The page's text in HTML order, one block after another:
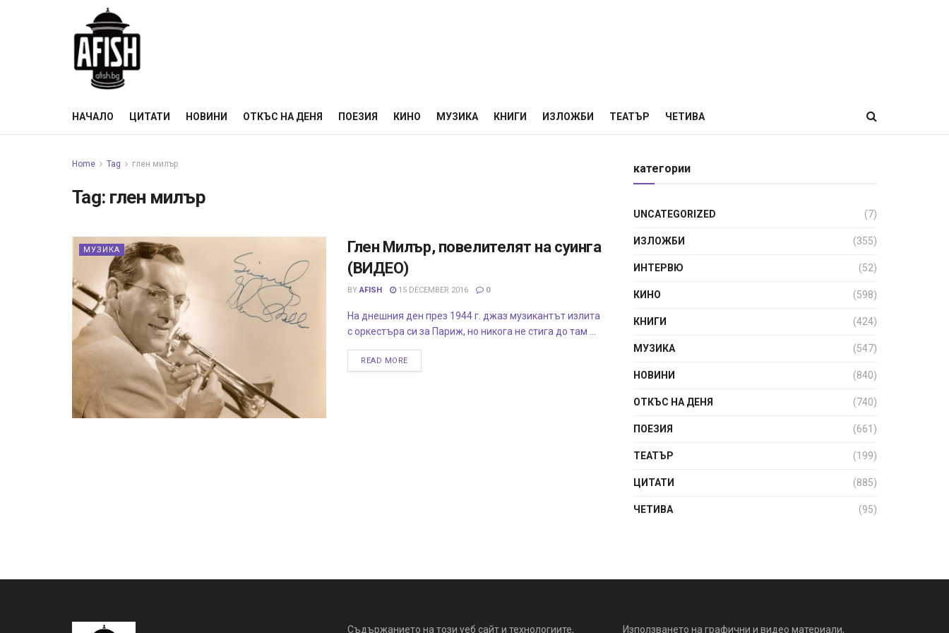
НАЧАЛО ЦИТАТИ НОВИНИ ОТКЪС НА ДЕНЯ ПОЕЗИЯ КИНО МУЗИКА КНИГИ ИЗЛОЖБИ ТЕАТЪР ЧЕТИВА
Home Tag глен милър
Tag: глен милър
МУЗИКА
Глен Милър, повелителят на суинга
(ВИДЕО)
BY AFISH 15 DECEMBER 2016 0
На днешния ден през 1944 г. джаз музикантът излита
с оркестъра си за Париж, но никога не стига до там ...
READ MORE
категории
UNCATEGORIZED (7)
ИЗЛОЖБИ (355)
ИНТЕРВЮ (52)
КИНО (598)
КНИГИ (424)
МУЗИКА (547)
НОВИНИ (840)
ОТКЪС НА ДЕНЯ (740)
ПОЕЗИЯ (661)
ТЕАТЪР (199)
ЦИТАТИ (885)
ЧЕТИВА (95)
Съдържанието на този уеб сайт и технологиите, Използването на графични и видео материали,